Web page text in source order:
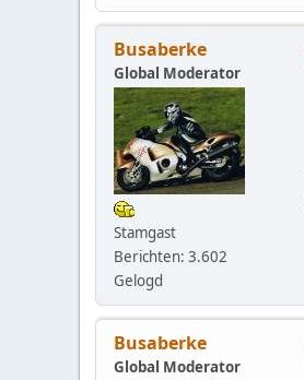
Busaberke
Global Moderator
Stamgast
Berichten: 3.602
Gelogd
Busaberke
Global Moderator